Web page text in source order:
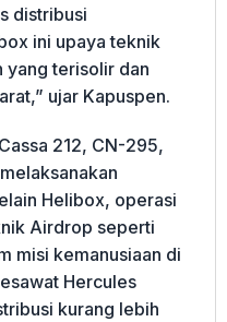
distribusi
ini upaya teknik
yang terisolir dan
ujar Kapuspen.
212, CN-295,
Helibox, operasi
Airdrop seperti
misi kemanusiaan di
Hercules
kurang lebih